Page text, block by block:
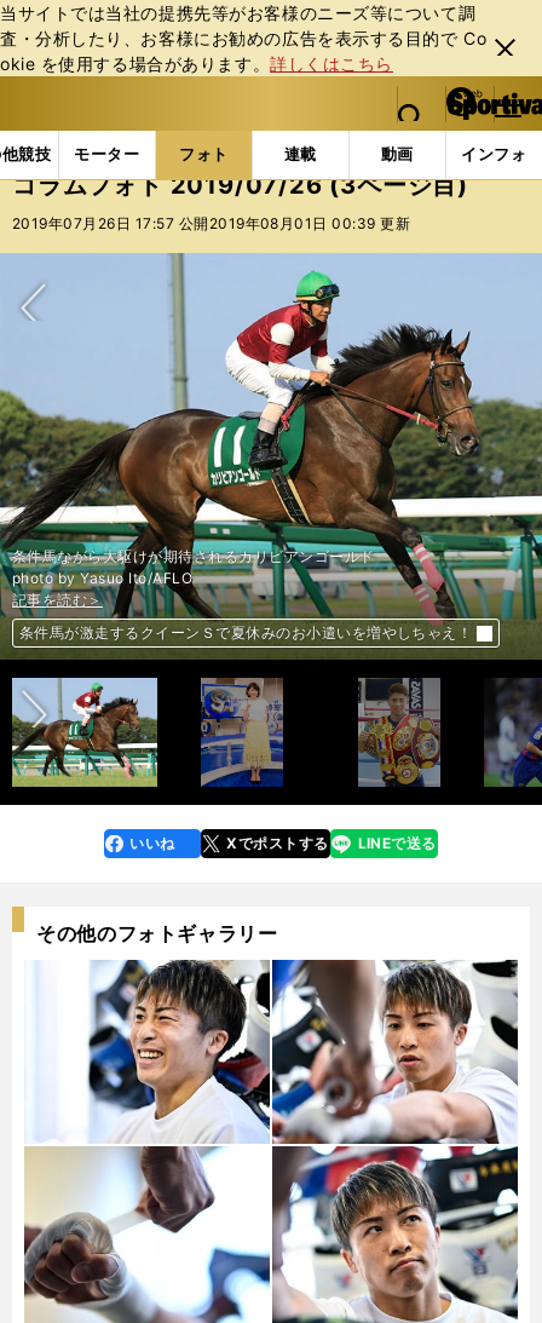
当サイトでは当社の提携先等がお客様のニーズ等について調
査・分析したり、お客様にお勧めの広告を表⽰する⽬的で Co
okie を使⽤する場合があります。詳しくはこちら
閉じ
る
web Sportiva (webスポルティーバ)
検索
マイペ
ー
ジ
メニュ
競技 モーター フォト 連載 動画 インフォ
b
ス
ポ
ル
ー
バ
フォトギャラリー コラムフォト コラムフォト
コラムフォト 2019/07/26 (3ページ目)
2019年07月26日 17:57 公開 2019年08月01日 00:39 更新
次へ
記事を読む＞
井上尚弥がWBSS後に「悪童」ネリと戦う可能性はあるのか
記事を読む＞
「イニエスタの後継者」は19歳。バルサの申し子・背番号８を見逃すな
条件馬ながら大駆けが期待されるカリビアンゴールド
photo by Yasuo Ito/AFLO
記事を読む＞
条件馬が激走するクイーンＳで夏休みのお小遣いを増やしちゃえ！
記事を読む＞
上村彩子アナの好物。バイト仕込みの黄金比と父親仕込みのブルーハーツ
>>TBS 世界陸上ドーハ >>インスタグラム@saekokamimura
前へ
faceboo
k
いいね Xでポストする
line LINEで送る
その他のフォトギャラリー